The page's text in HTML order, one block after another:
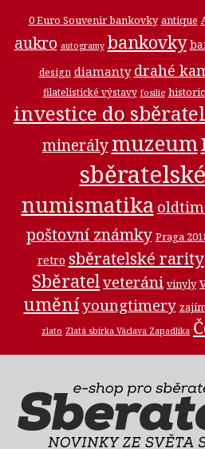
0 Euro Souvenir bankovky antique
aukro autogramy bankovky
design diamanty drahé
filatelistické výstavy fosilie
investice do
minerálymuzeum
numismatika
poštovní známky Praga
retro sběratelské rarity
Sběratelveteráni vinyly
uměníyoungtimery
zlato Zlatá sbírka Václava Zapadlíka